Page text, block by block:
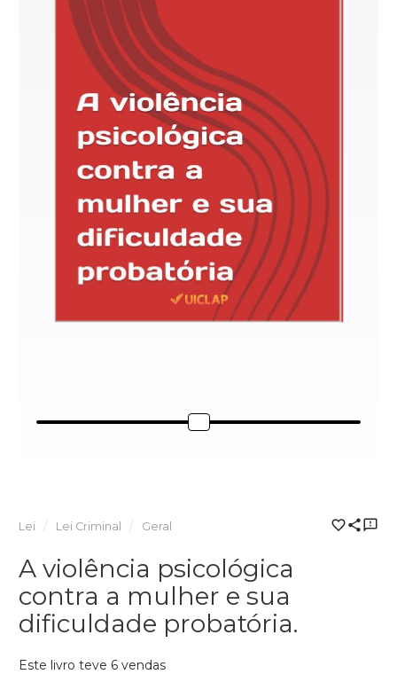
Lei Lei Criminal Geral
A violência psicológica
contra a mulher e sua
dificuldade probatória.
Este livro teve 6 vendas